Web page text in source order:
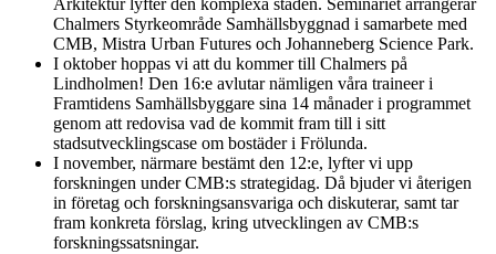
Chalmers Styrkeområde Samhällsbyggnad i samarbete med
CMB, Mistra Urban Futures och Johanneberg Science Park.
I oktober hoppas vi att du kommer till Chalmers på
Lindholmen! Den 16:e avlutar nämligen våra traineer i
Framtidens Samhällsbyggare sina 14 månader i programmet
genom att redovisa vad de kommit fram till i sitt
stadsutvecklingscase om bostäder i Frölunda.
I november, närmare bestämt den 12:e, lyfter vi upp
forskningen under CMB:s strategidag. Då bjuder vi återigen
in företag och forskningsansvariga och diskuterar, samt tar
fram konkreta förslag, kring utvecklingen av CMB:s
forskningssatsningar.